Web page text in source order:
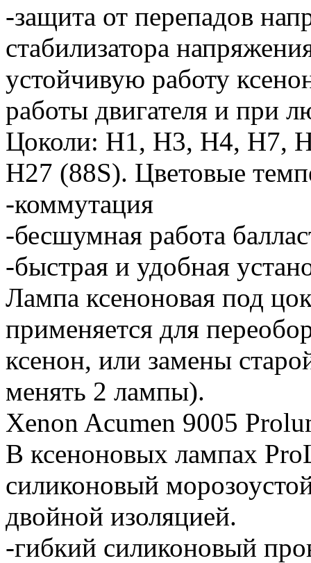
-защита от перепадов
стабилизатора
устойчивую работу
работы двигателя и при
Цоколи: H1, H3, H4, H7,
Н27 (88S). Цветовые
-коммутация
-бесшумная работа
-быстрая и удобная
Лампа ксеноновая под
применяется для
ксенон, или замены
менять 2 лампы).
Xenon Acumen 9005
В ксеноновых лампах
силиконовый
двойной изоляцией.
-гибкий силиконовый